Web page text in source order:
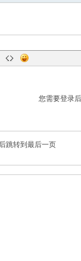
您需要登录
跳转到最后一页